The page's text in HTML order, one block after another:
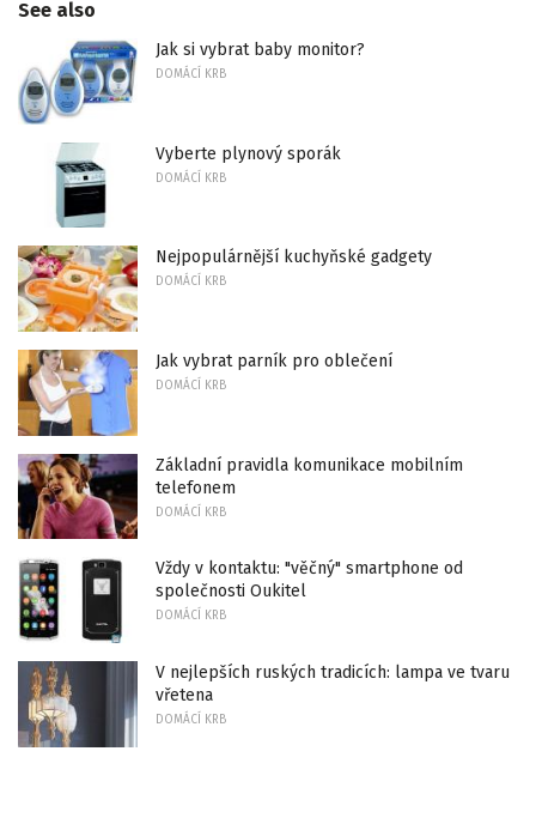
See also
Jak si vybrat baby monitor?
DOMÁCÍ KRB
Vyberte plynový sporák
DOMÁCÍ KRB
Nejpopulárnější kuchyňské gadgety
DOMÁCÍ KRB
Jak vybrat parník pro oblečení
DOMÁCÍ KRB
Základní pravidla komunikace mobilním
telefonem
DOMÁCÍ KRB
Vždy v kontaktu: "věčný" smartphone od
společnosti Oukitel
DOMÁCÍ KRB
V nejlepších ruských tradicích: lampa ve tvaru
vřetena
DOMÁCÍ KRB